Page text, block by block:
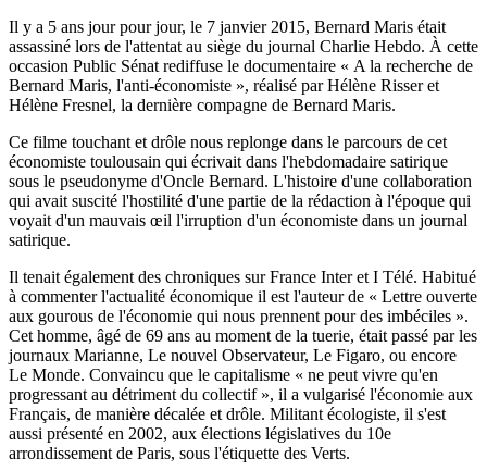
Il y a 5 ans jour pour jour, le 7 janvier 2015, Bernard Maris était
assassiné lors de l'attentat au siège du journal Charlie Hebdo. À cette
occasion Public Sénat rediffuse le documentaire « A la recherche de
Bernard Maris, l'anti-économiste », réalisé par Hélène Risser et
Hélène Fresnel, la dernière compagne de Bernard Maris.
Ce filme touchant et drôle nous replonge dans le parcours de cet
économiste toulousain qui écrivait dans l'hebdomadaire satirique
sous le pseudonyme d'Oncle Bernard. L'histoire d'une collaboration
qui avait suscité l'hostilité d'une partie de la rédaction à l'époque qui
voyait d'un mauvais œil l'irruption d'un économiste dans un journal
satirique.
Il tenait également des chroniques sur France Inter et I Télé. Habitué
à commenter l'actualité économique il est l'auteur de « Lettre ouverte
aux gourous de l'économie qui nous prennent pour des imbéciles ».
Cet homme, âgé de 69 ans au moment de la tuerie, était passé par les
journaux Marianne, Le nouvel Observateur, Le Figaro, ou encore
Le Monde. Convaincu que le capitalisme « ne peut vivre qu'en
progressant au détriment du collectif », il a vulgarisé l'économie aux
Français, de manière décalée et drôle. Militant écologiste, il s'est
aussi présenté en 2002, aux élections législatives du 10e
arrondissement de Paris, sous l'étiquette des Verts.